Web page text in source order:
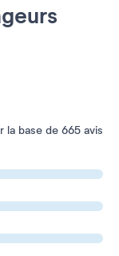
la base de 665 avis